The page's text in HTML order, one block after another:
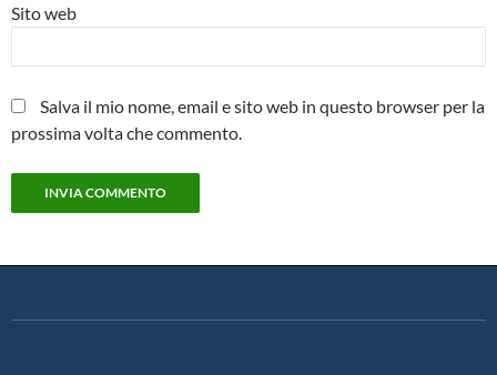
Sito web
Salva il mio nome, email e sito web in questo browser per la
prossima volta che commento.